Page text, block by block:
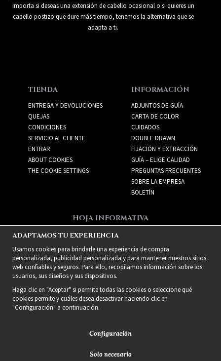
importa si deseas una extensión de cabello ocasional o si quieres un
cabello postizo que dure más tiempo, tenemos la alternativa que se
adapta a ti.
TIENDA
ENTREGA Y DEVOLUCIONES
QUEJAS
CONDICIONES
SERVICIO AL CLIENTE
ENTRAR
ABOUT COOKIES
THE COOKIE SETTINGS
INFORMACIÓN
ADJUNTOS DE GUÍA
CARTA DE COLOR
CUIDADOS
DOUBLE DRAWN
FIJACIÓN Y EXTRACCIÓN
GUÍA – ELIGE CALIDAD
PREGUNTAS FRECUENTES
SOBRE LA EMPRESA
BOLETÍN
HOJA INFORMATIVA
Recibe las mejores ofertas
y nuevos productos!
ADAPTAMOS TU EXPERIENCIA
Usamos cookies para brindarle una experiencia de compra
personalizada, publicidad personalizada y para mantener nuestros sitios
web confiables y seguros. Para ello, recopilamos información sobre los
usuarios, sus diseños y sus dispositivos.
Haga clic en "Aceptar" si permite todas las cookies o seleccione qué
cookies permite y cuáles desea desactivar haciendo clic en
"Configuración" a continuación.
Configuración
Solo necesario